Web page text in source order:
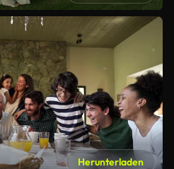
Herunterladen